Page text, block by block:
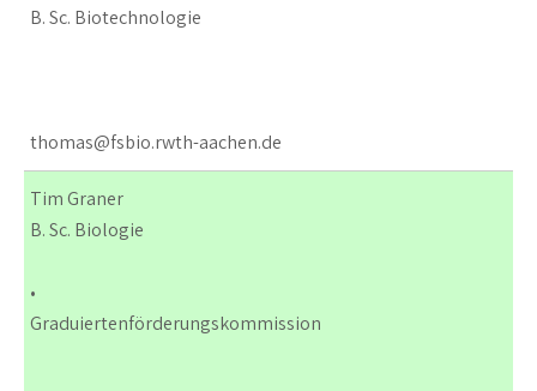
B. Sc. Biotechnologie
thomas@fsbio.rwth-aachen.de
Tim Graner
B. Sc. Biologie
•
Graduiertenförderungskommission